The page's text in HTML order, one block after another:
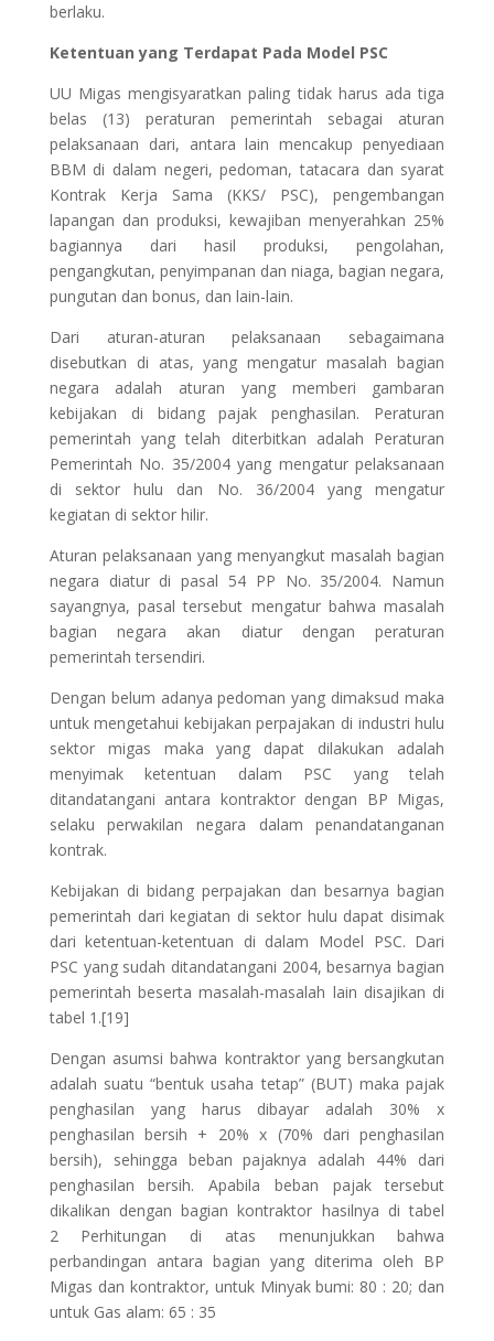
berlaku.
Ketentuan yang Terdapat Pada Model PSC
UU Migas mengisyaratkan paling tidak harus ada tiga
belas (13) peraturan pemerintah sebagai aturan
pelaksanaan dari, antara lain mencakup penyediaan
BBM di dalam negeri, pedoman, tatacara dan syarat
Kontrak Kerja Sama (KKS/ PSC), pengembangan
lapangan dan produksi, kewajiban menyerahkan 25%
bagiannya dari hasil produksi, pengolahan,
pengangkutan, penyimpanan dan niaga, bagian negara,
pungutan dan bonus, dan lain-lain.
Dari aturan-aturan pelaksanaan sebagaimana
disebutkan di atas, yang mengatur masalah bagian
negara adalah aturan yang memberi gambaran
kebijakan di bidang pajak penghasilan. Peraturan
pemerintah yang telah diterbitkan adalah Peraturan
Pemerintah No. 35/2004 yang mengatur pelaksanaan
di sektor hulu dan No. 36/2004 yang mengatur
kegiatan di sektor hilir.
Aturan pelaksanaan yang menyangkut masalah bagian
negara diatur di pasal 54 PP No. 35/2004. Namun
sayangnya, pasal tersebut mengatur bahwa masalah
bagian negara akan diatur dengan peraturan
pemerintah tersendiri.
Dengan belum adanya pedoman yang dimaksud maka
untuk mengetahui kebijakan perpajakan di industri hulu
sektor migas maka yang dapat dilakukan adalah
menyimak ketentuan dalam PSC yang telah
ditandatangani antara kontraktor dengan BP Migas,
selaku perwakilan negara dalam penandatanganan
kontrak.
Kebijakan di bidang perpajakan dan besarnya bagian
pemerintah dari kegiatan di sektor hulu dapat disimak
dari ketentuan-ketentuan di dalam Model PSC. Dari
PSC yang sudah ditandatangani 2004, besarnya bagian
pemerintah beserta masalah-masalah lain disajikan di
tabel 1.[19]
Dengan asumsi bahwa kontraktor yang bersangkutan
adalah suatu “bentuk usaha tetap” (BUT) maka pajak
penghasilan yang harus dibayar adalah 30% x
penghasilan bersih + 20% x (70% dari penghasilan
bersih), sehingga beban pajaknya adalah 44% dari
penghasilan bersih. Apabila beban pajak tersebut
dikalikan dengan bagian kontraktor hasilnya di tabel
2 Perhitungan di atas menunjukkan bahwa
perbandingan antara bagian yang diterima oleh BP
Migas dan kontraktor, untuk Minyak bumi: 80 : 20; dan
untuk Gas alam: 65 : 35